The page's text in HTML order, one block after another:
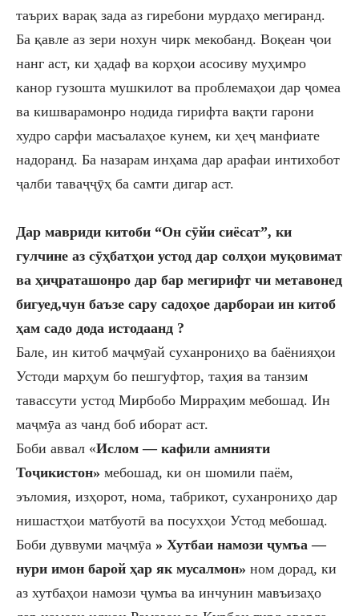
таърих варақ зада аз гиребони мурдаҳо мегиранд.
Ба қавле аз зери нохун чирк мекобанд. Воқеан ҷои
нанг аст, ки ҳадаф ва корҳои асосиву муҳимро
канор гузошта мушкилот ва проблемаҳои дар ҷомеа
ва кишварамонро нодида гирифта вақти гарони
худро сарфи масъалаҳое кунем, ки ҳеҷ манфиате
надоранд. Ба назарам инҳама дар арафаи интихобот
ҷалби таваҷҷӯҳ ба самти дигар аст.
Дар мавриди китоби “Он сӯйи сиёсат”, ки
гулчине аз сӯҳбатҳои устод дар солҳои муқовимат
ва ҳиҷраташонро дар бар мегирифт чи метавонед
бигуед,чун баъзе сару садоҳое дарбораи ин китоб
ҳам садо дода истодаанд ?
Бале, ин китоб маҷмӯай суханрониҳо ва баёнияҳои
Устоди марҳум бо пешгуфтор, таҳия ва танзим
тавассути устод Мирбобо Мирраҳим мебошад. Ин
маҷмӯа аз чанд боб иборат аст.
Боби аввал «Ислом — кафили амнияти
Тоҷикистон» мебошад, ки он шомили паём,
эъломия, изҳорот, нома, табрикот, суханрониҳо дар
нишастҳои матбуотӣ ва посухҳои Устод мебошад.
Боби дуввуми маҷмӯа » Хутбаи намози ҷумъа —
нури имон барой ҳар як мусалмон» ном дорад, ки
аз хутбаҳои намози ҷумъа ва инчунин мавъизаҳо